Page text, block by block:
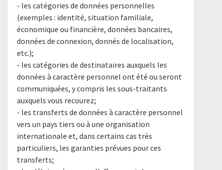
- les catégories de données personnelles
(exemples : identité, situation familiale,
économique ou financière, données bancaires,
données de connexion, donnés de localisation,
etc.);
- les catégories de destinataires auxquels les
données à caractère personnel ont été ou seront
communiquées, y compris les sous-traitants
auxquels vous recourez;
- les transferts de données à caractère personnel
vers un pays tiers ou à une organisation
internationale et, dans certains cas très
particuliers, les garanties prévues pour ces
transferts;